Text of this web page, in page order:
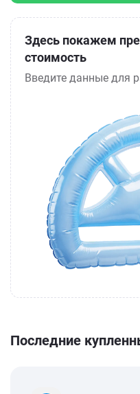
Здесь покажем
стоимость
Введите данные для
Последние